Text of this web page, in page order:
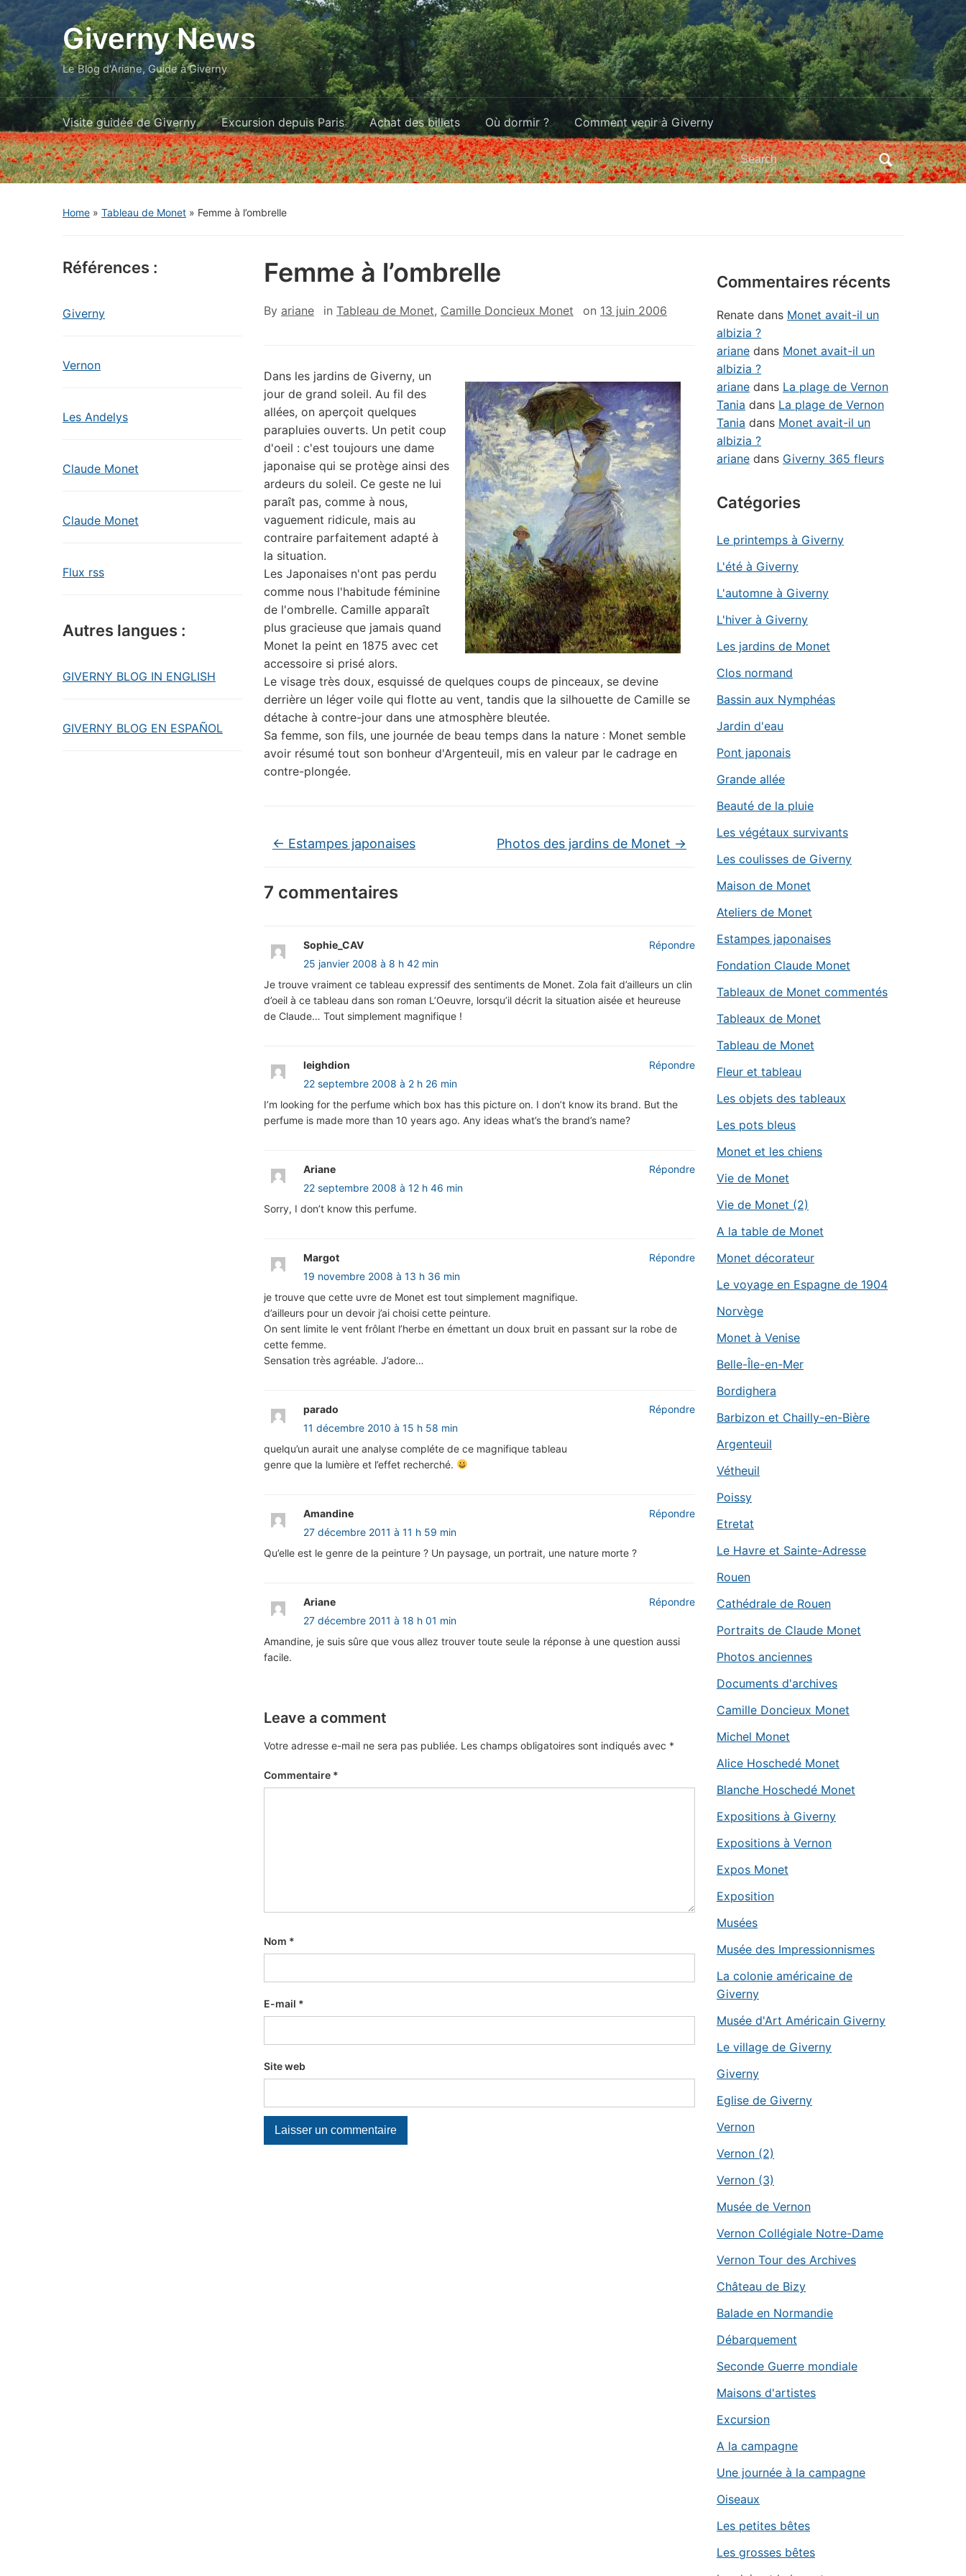
Giverny News
Le Blog d'Ariane, Guide à Giverny
Visite guidée de Giverny Excursion depuis Paris Achat des billets Où dormir ? Comment venir à Giverny
Search
for:
Home » Tableau de Monet » Femme à l’ombrelle
Références :
Giverny
Vernon
Les Andelys
Claude Monet
Claude Monet
Flux rss
Autres langues :
GIVERNY BLOG IN ENGLISH
GIVERNY BLOG EN ESPAÑOL
Femme à l’ombrelle
By ariane in Tableau de Monet, Camille Doncieux Monet on 13 juin 2006
Dans les jardins de Giverny, un
jour de grand soleil. Au fil des
allées, on aperçoit quelques
parapluies ouverts. Un petit coup
d'oeil : c'est toujours une dame
japonaise qui se protège ainsi des
ardeurs du soleil. Ce geste ne lui
paraît pas, comme à nous,
vaguement ridicule, mais au
contraire parfaitement adapté à
la situation.
Les Japonaises n'ont pas perdu
comme nous l'habitude féminine
de l'ombrelle. Camille apparaît
plus gracieuse que jamais quand
Monet la peint en 1875 avec cet
accessoire si prisé alors.
Le visage très doux, esquissé de quelques coups de pinceaux, se devine
derrière un léger voile qui flotte au vent, tandis que la silhouette de Camille se
détache à contre-jour dans une atmosphère bleutée.
Sa femme, son fils, une journée de beau temps dans la nature : Monet semble
avoir résumé tout son bonheur d'Argenteuil, mis en valeur par le cadrage en
contre-plongée.
← Estampes japonaises Photos des jardins de Monet →
7 commentaires
Sophie_CAV
25 janvier 2008 à 8 h 42 min
Je trouve vraiment ce tableau expressif des sentiments de Monet. Zola fait d’ailleurs un clin
d’oeil à ce tableau dans son roman L’Oeuvre, lorsqu’il décrit la situation aisée et heureuse
de Claude… Tout simplement magnifique !
Répondre
leighdion
22 septembre 2008 à 2 h 26 min
I’m looking for the perfume which box has this picture on. I don’t know its brand. But the
perfume is made more than 10 years ago. Any ideas what’s the brand’s name?
Répondre
Ariane
22 septembre 2008 à 12 h 46 min
Sorry, I don’t know this perfume.
Répondre
Margot
19 novembre 2008 à 13 h 36 min
je trouve que cette uvre de Monet est tout simplement magnifique.
d’ailleurs pour un devoir j’ai choisi cette peinture.
On sent limite le vent frôlant l’herbe en émettant un doux bruit en passant sur la robe de
cette femme.
Sensation très agréable. J’adore…
Répondre
parado
11 décembre 2010 à 15 h 58 min
quelqu’un aurait une analyse compléte de ce magnifique tableau
genre que la lumière et l’effet recherché.
Répondre
Amandine
27 décembre 2011 à 11 h 59 min
Qu’elle est le genre de la peinture ? Un paysage, un portrait, une nature morte ?
Répondre
Ariane
27 décembre 2011 à 18 h 01 min
Amandine, je suis sûre que vous allez trouver toute seule la réponse à une question aussi
facile.
Répondre
Leave a comment
Votre adresse e-mail ne sera pas publiée. Les champs obligatoires sont indiqués avec *
Commentaire *
Nom *
E-mail *
Site web
Commentaires récents
Renate dans Monet avait-il un
albizia ?
ariane dans Monet avait-il un
albizia ?
ariane dans La plage de Vernon
Tania dans La plage de Vernon
Tania dans Monet avait-il un
albizia ?
ariane dans Giverny 365 fleurs
Catégories
Le printemps à Giverny
L'été à Giverny
L'automne à Giverny
L'hiver à Giverny
Les jardins de Monet
Clos normand
Bassin aux Nymphéas
Jardin d'eau
Pont japonais
Grande allée
Beauté de la pluie
Les végétaux survivants
Les coulisses de Giverny
Maison de Monet
Ateliers de Monet
Estampes japonaises
Fondation Claude Monet
Tableaux de Monet commentés
Tableaux de Monet
Tableau de Monet
Fleur et tableau
Les objets des tableaux
Les pots bleus
Monet et les chiens
Vie de Monet
Vie de Monet (2)
A la table de Monet
Monet décorateur
Le voyage en Espagne de 1904
Norvège
Monet à Venise
Belle-Île-en-Mer
Bordighera
Barbizon et Chailly-en-Bière
Argenteuil
Vétheuil
Poissy
Etretat
Le Havre et Sainte-Adresse
Rouen
Cathédrale de Rouen
Portraits de Claude Monet
Photos anciennes
Documents d'archives
Camille Doncieux Monet
Michel Monet
Alice Hoschedé Monet
Blanche Hoschedé Monet
Expositions à Giverny
Expositions à Vernon
Expos Monet
Exposition
Musées
Musée des Impressionnismes
La colonie américaine de
Giverny
Musée d'Art Américain Giverny
Le village de Giverny
Giverny
Eglise de Giverny
Vernon
Vernon (2)
Vernon (3)
Musée de Vernon
Vernon Collégiale Notre-Dame
Vernon Tour des Archives
Château de Bizy
Balade en Normandie
Débarquement
Seconde Guerre mondiale
Maisons d'artistes
Excursion
A la campagne
Une journée à la campagne
Oiseaux
Les petites bêtes
Les grosses bêtes